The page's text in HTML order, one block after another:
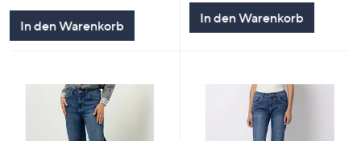
In den Warenkorb In den Warenkorb